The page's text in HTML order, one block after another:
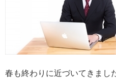
春も終わりに近づいてきまし